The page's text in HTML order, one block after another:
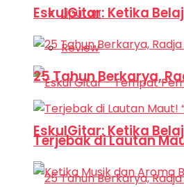
Liputan
Review
EskulGitar: Ketika
EskulGitar: Ketika
25 Tahun Berkarya,
Terjebak di Lautan